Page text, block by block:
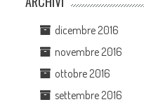
dicembre 2016
novembre 2016
ottobre 2016
settembre 2016